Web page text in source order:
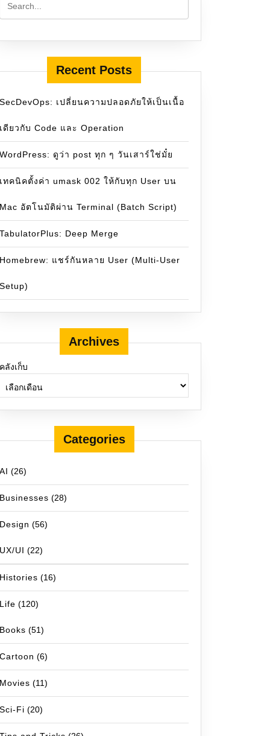
Recent Posts
SecDevOps: เปลี่ยนความปลอดภัยให้เป็นเนื้อ
เดียวกับ Code และ Operation
WordPress: ดูว่า post ทุก ๆ วันเสาร์ใช่มั๋ย
เทคนิคตั้งค่า umask 002 ให้กับทุก User บน
Mac อัตโนมัติผ่าน Terminal (Batch Script)
TabulatorPlus: Deep Merge
Homebrew: แชร์กันหลาย User (Multi-User
Setup)
Archives
คลังเก็บ
Categories
AI (26)
Businesses (28)
Design (56)
UX/UI (22)
Histories (16)
Life (120)
Books (51)
Cartoon (6)
Movies (11)
Sci-Fi (20)